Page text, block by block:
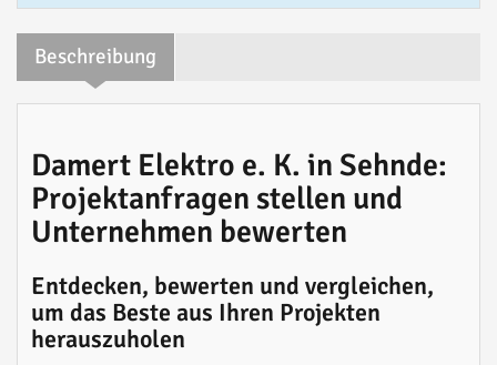
Beschreibung
Damert Elektro e. K. in Sehnde:
Projektanfragen stellen und
Unternehmen bewerten
Entdecken, bewerten und vergleichen,
um das Beste aus Ihren Projekten
herauszuholen